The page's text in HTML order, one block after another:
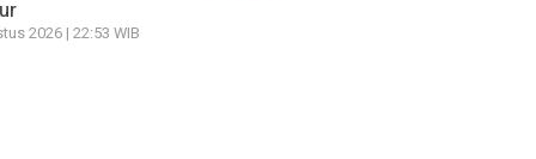
2026 | 22:53 WIB